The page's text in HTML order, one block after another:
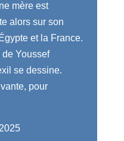
mère est
alors sur son
et la France.
Youssef
se dessine.
pour